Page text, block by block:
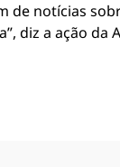
de notícias
diz a ação da